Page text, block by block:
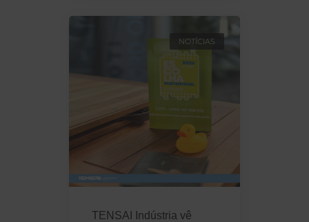
NOTÍCIAS
TENSAI Indústria vê